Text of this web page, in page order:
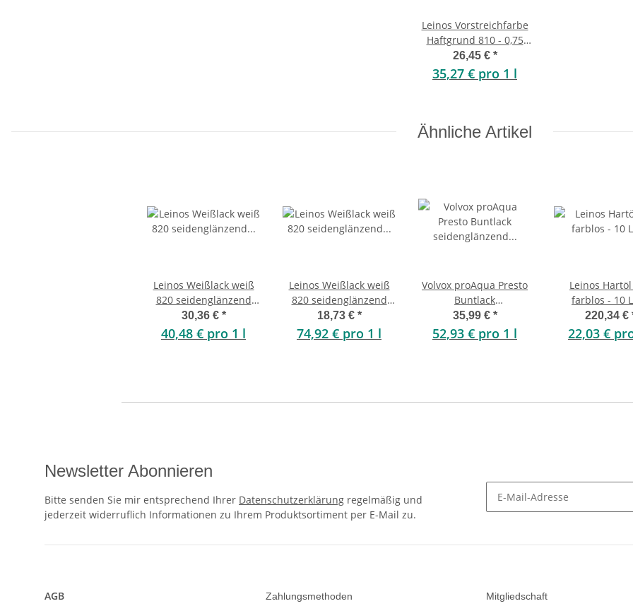
Leinos Vorstreichfarbe
Haftgrund 810 - 0,75
Liter
26,45 € *
35,27 € pro 1 l
Ähnliche Artikel
Leinos Weißlack weiß
820 seidenglänzend
0,75 Liter
30,36 € *
40,48 € pro 1 l
Leinos Weißlack weiß
820 seidenglänzend
0,25 Liter
18,73 € *
74,92 € pro 1 l
Volvox proAqua Presto
Buntlack
seidenglänzend
lavendel 0,68 Liter
35,99 € *
52,93 € pro 1 l
Leinos
farblos - 10
220,34 €
22,03 €
Newsletter Abonnieren
Bitte senden Sie mir entsprechend Ihrer Datenschutzerklärung regelmäßig und
jederzeit widerruflich Informationen zu Ihrem Produktsortiment per E-Mail zu.
AGB Zahlungsmethoden Mitgliedschaft